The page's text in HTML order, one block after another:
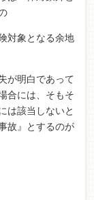
対象となる余地
が明白であって
合には、そもそ
は該当しないと
故』とするのが